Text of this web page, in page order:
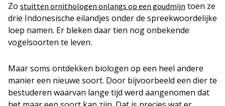
Zo stuitten ornithologen onlangs op een goudmijn toen ze
drie Indonesische eilandjes onder de spreekwoordelijke
loep namen. Er bleken daar tien nog onbekende
vogelsoorten te leven.
Maar soms ontdekken biologen op een heel andere
manier een nieuwe soort. Door bijvoorbeeld een dier te
bestuderen waarvan lange tijd werd aangenomen dat